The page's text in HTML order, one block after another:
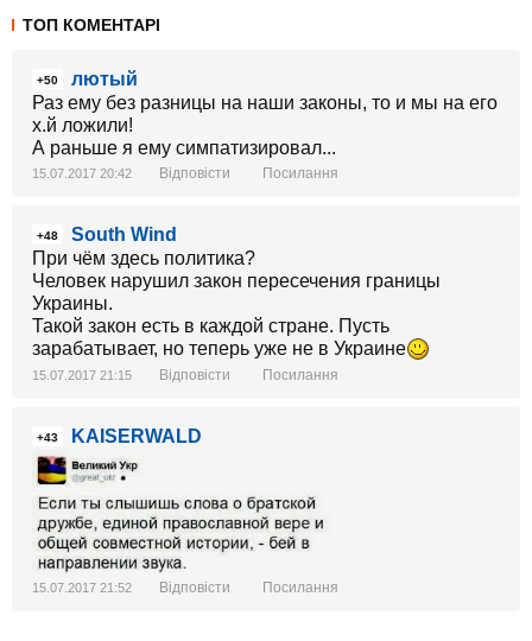
ТОП КОМЕНТАРІ
+50
лютый
Раз ему без разницы на наши законы, то и мы на его
х.й ложили!
А раньше я ему симпатизировал...
15.07.2017 20:42 Відповісти Посилання
+48
South Wind
При чём здесь политика?
Человек нарушил закон пересечения границы
Украины.
Такой закон есть в каждой стране. Пусть
зарабатывает, но теперь уже не в Украине
15.07.2017 21:15 Відповісти Посилання
+43 KAISERWALD
15.07.2017 21:52 Відповісти Посилання